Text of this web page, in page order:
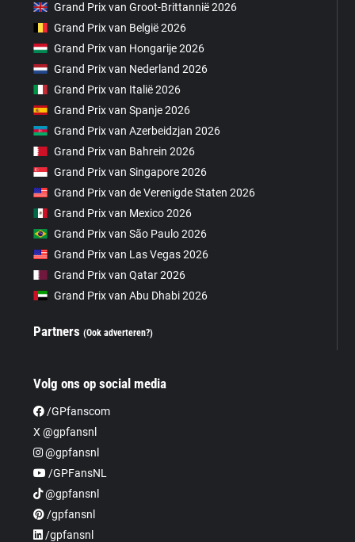
Grand Prix van Groot-Brittannië 2026
Grand Prix van België 2026
Grand Prix van Hongarije 2026
Grand Prix van Nederland 2026
Grand Prix van Italië 2026
Grand Prix van Spanje 2026
Grand Prix van Azerbeidzjan 2026
Grand Prix van Bahrein 2026
Grand Prix van Singapore 2026
Grand Prix van de Verenigde Staten 2026
Grand Prix van Mexico 2026
Grand Prix van São Paulo 2026
Grand Prix van Las Vegas 2026
Grand Prix van Qatar 2026
Grand Prix van Abu Dhabi 2026
Partners(Ook adverteren?)
Volg ons op social media
/GPfanscom
X @gpfansnl
@gpfansnl
/GPFansNL
@gpfansnl
/gpfansnl
/gpfansnl